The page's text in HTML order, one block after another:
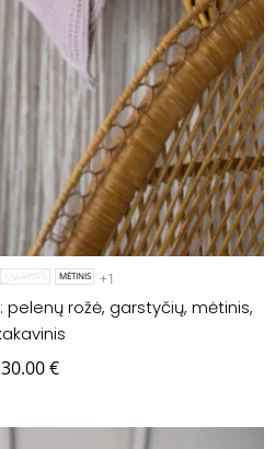
KAKAVINIS MĖTINIS +1
rožė, garstyčių, mėtinis,
30.00€